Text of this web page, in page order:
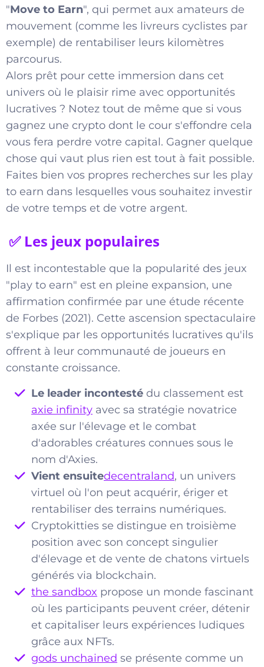
"Move to Earn", qui permet aux amateurs de
mouvement (comme les livreurs cyclistes par
exemple) de rentabiliser leurs kilomètres
parcourus.
Alors prêt pour cette immersion dans cet
univers où le plaisir rime avec opportunités
lucratives ? Notez tout de même que si vous
gagnez une crypto dont le cour s'effondre cela
vous fera perdre votre capital. Gagner quelque
chose qui vaut plus rien est tout à fait possible.
Faites bien vos propres recherches sur les play
to earn dans lesquelles vous souhaitez investir
de votre temps et de votre argent.
✅ Les jeux populaires
Il est incontestable que la popularité des jeux
"play to earn" est en pleine expansion, une
affirmation confirmée par une étude récente
de Forbes (2021). Cette ascension spectaculaire
s'explique par les opportunités lucratives qu'ils
offrent à leur communauté de joueurs en
constante croissance.
Le leader incontesté du classement est
axie infinity avec sa stratégie novatrice
axée sur l'élevage et le combat
d'adorables créatures connues sous le
nom d'Axies.
Vient ensuitedecentraland, un univers
virtuel où l'on peut acquérir, ériger et
rentabiliser des terrains numériques.
Cryptokitties se distingue en troisième
position avec son concept singulier
d'élevage et de vente de chatons virtuels
générés via blockchain.
the sandbox propose un monde fascinant
où les participants peuvent créer, détenir
et capitaliser leurs expériences ludiques
grâce aux NFTs.
gods unchained se présente comme un